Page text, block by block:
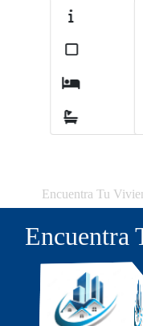
Encuentra Tu
Encuentra